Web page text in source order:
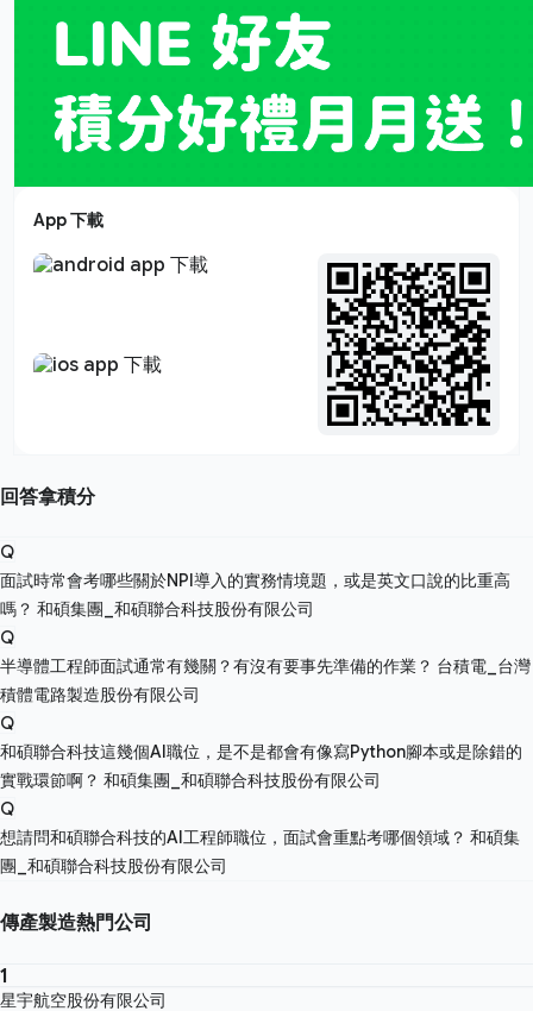
App 下載
回答拿積分
Q
面試時常會考哪些關於NPI導入的實務情境題，或是英文口說的比重高
嗎？ 和碩集團_和碩聯合科技股份有限公司
Q
半導體工程師面試通常有幾關？有沒有要事先準備的作業？ 台積電_台灣
積體電路製造股份有限公司
Q
和碩聯合科技這幾個AI職位，是不是都會有像寫Python腳本或是除錯的
實戰環節啊？ 和碩集團_和碩聯合科技股份有限公司
Q
想請問和碩聯合科技的AI工程師職位，面試會重點考哪個領域？ 和碩集
團_和碩聯合科技股份有限公司
傳產製造熱門公司
1
星宇航空股份有限公司